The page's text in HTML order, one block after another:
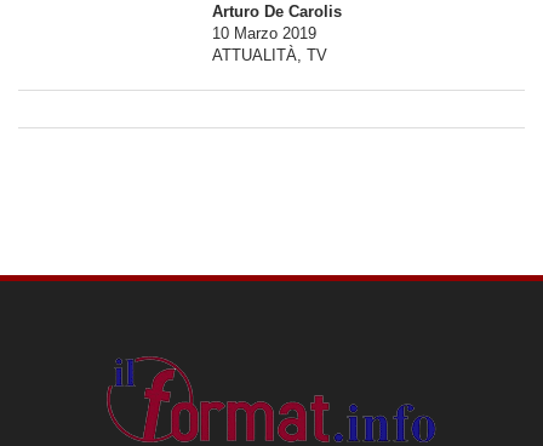
Arturo De Carolis
10 Marzo 2019
ATTUALITÀ, TV